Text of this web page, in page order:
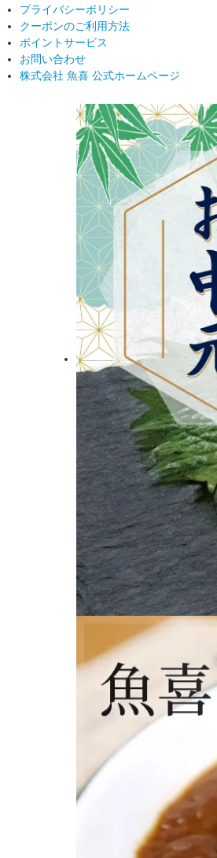
プライバシーポリシー
クーポンのご利用方法
ポイントサービス
お問い合わせ
株式会社 魚喜 公式ホームページ